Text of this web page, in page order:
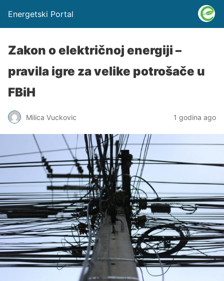
Energetski Portal
Zakon o električnoj energiji –
pravila igre za velike potrošače u
FBiH
Milica Vuckovic 1 godina ago